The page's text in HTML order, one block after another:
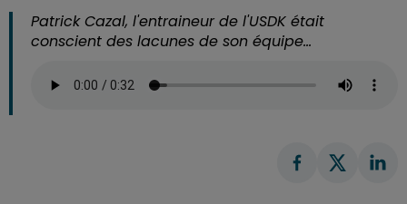
Patrick Cazal, l'entraineur de l'USDK était
conscient des lacunes de son équipe...